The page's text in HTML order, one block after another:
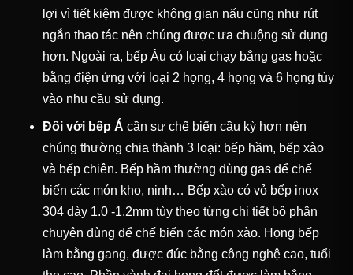
lợi vì tiết kiệm được không gian nấu cũng như rút
ngắn thao tác nên chúng được ưa chuộng sử dụng
hơn. Ngoài ra, bếp Âu có loại chạy bằng gas hoặc
bằng điện ứng với loại 2 họng, 4 họng và 6 họng tùy
vào nhu cầu sử dụng.
Đối với bếp Á cần sự chế biến cầu kỳ hơn nên
chúng thường chia thành 3 loại: bếp hầm, bếp xào
và bếp chiên. Bếp hầm thường dùng gas để chế
biến các món kho, ninh… Bếp xào có vỏ bếp inox
304 dày 1.0 -1.2mm tùy theo từng chi tiết bộ phận
chuyên dùng để chế biến các món xào. Họng bếp
làm bằng gang, được đúc bằng công nghệ cao, tuổi